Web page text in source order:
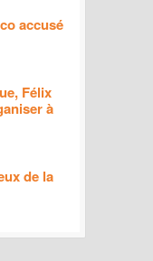
accusé
Félix
à
de la